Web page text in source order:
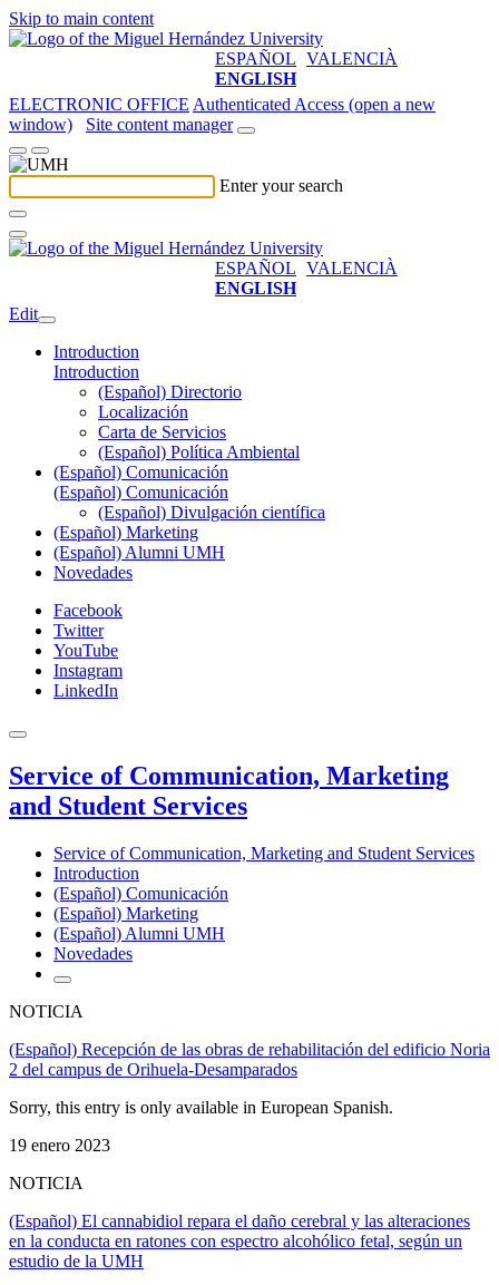
Skip to main content
ESPAÑOL VALENCIÀ
ENGLISH
ELECTRONIC OFFICE Authenticated Access (open a new
window)
Site content manager
Enter your search
ESPAÑOL VALENCIÀ
ENGLISH
Edit
Introduction
Introduction
(Español) Directorio
Localización
Carta de Servicios
(Español) Política Ambiental
(Español) Comunicación
(Español) Comunicación
(Español) Divulgación científica
(Español) Marketing
(Español) Alumni UMH
Novedades
Facebook
Twitter
YouTube
Instagram
LinkedIn
Service of Communication, Marketing
and Student Services
Service of Communication, Marketing and Student Services
Introduction
(Español) Comunicación
(Español) Marketing
(Español) Alumni UMH
Novedades
NOTICIA
(Español) Recepción de las obras de rehabilitación del edificio Noria
2 del campus de Orihuela-Desamparados
Sorry, this entry is only available in European Spanish.
19 enero 2023
NOTICIA
(Español) El cannabidiol repara el daño cerebral y las alteraciones
en la conducta en ratones con espectro alcohólico fetal, según un
estudio de la UMH